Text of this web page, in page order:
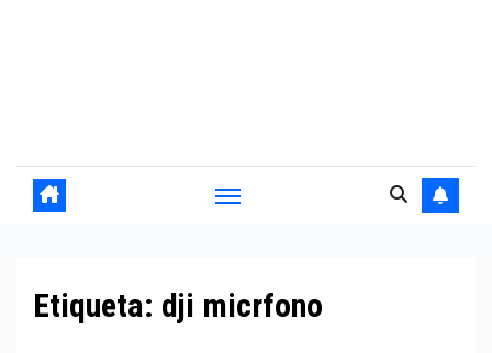
Etiqueta: dji micrfono